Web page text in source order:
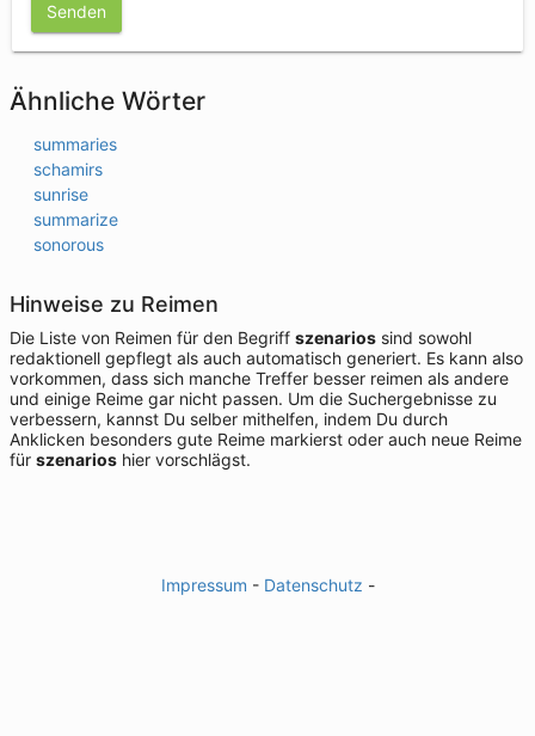
Senden
Ähnliche Wörter
summaries
schamirs
sunrise
summarize
sonorous
Hinweise zu Reimen
Die Liste von Reimen für den Begriff szenarios sind sowohl
redaktionell gepflegt als auch automatisch generiert. Es kann also
vorkommen, dass sich manche Treffer besser reimen als andere
und einige Reime gar nicht passen. Um die Suchergebnisse zu
verbessern, kannst Du selber mithelfen, indem Du durch
Anklicken besonders gute Reime markierst oder auch neue Reime
für szenarios hier vorschlägst.
Impressum - Datenschutz -